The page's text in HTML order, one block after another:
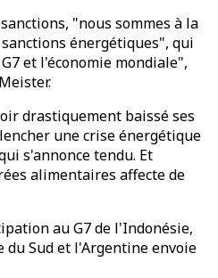
"nous sommes à la
énergétiques", qui
et l'économie mondiale",
drastiquement baissé ses
une crise énergétique
s'annonce tendu. Et
alimentaires affecte de
au G7 de l'Indonésie,
du Sud et l'Argentine envoie